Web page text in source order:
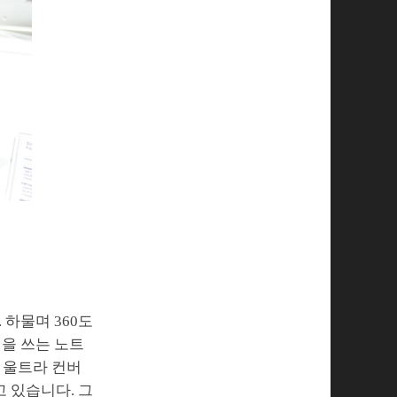
물며 360도
쓰는 노트
트라 컨버
있습니다. 그